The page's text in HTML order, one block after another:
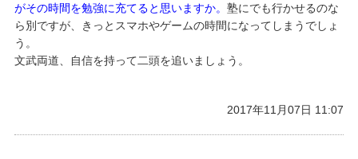
がその時間を勉強に充てると思いますか。 塾にでも行かせるのな
ら別ですが、きっとスマホやゲームの時間になってしまうでしょ
う。
文武両道、自信を持って二頭を追いましょう。
2017年11月07日 11:07